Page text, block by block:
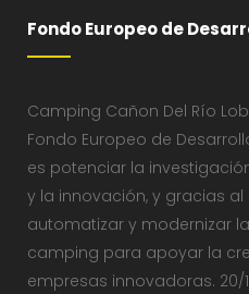
Fondo Europeo de
Camping Cañon Del Río
Fondo Europeo de
es potenciar la
y la innovación, y gracias
automatizar y modernizar
camping para apoyar la
empresas innovadoras. 20/